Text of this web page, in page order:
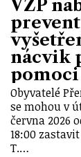
VZP
nácvik
pomoci
Obyvatelé
se mohou v
června 2026
18:00
T.…